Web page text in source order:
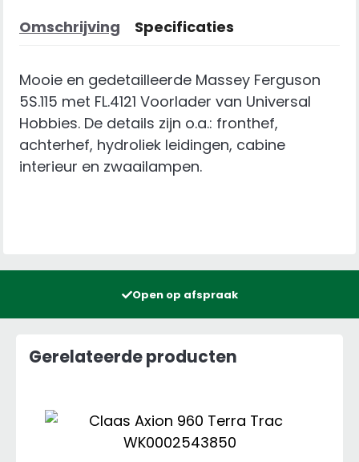
aantal
Omschrijving Specificaties
Mooie en gedetailleerde Massey Ferguson
5S.115 met FL.4121 Voorlader van Universal
Hobbies. De details zijn o.a.: fronthef,
achterhef, hydroliek leidingen, cabine
interieur en zwaailampen.
Open op afspraak
Gerelateerde producten